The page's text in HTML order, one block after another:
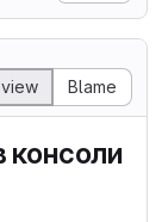
Blame
консоли